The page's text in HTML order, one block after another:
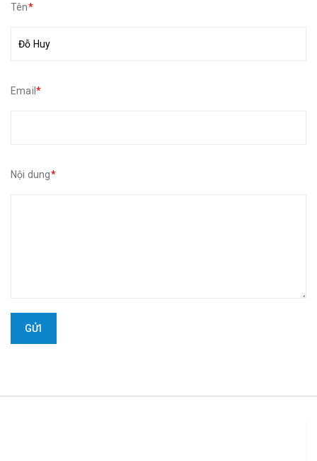
Tên*
Email *
Nội dung*
GỬI